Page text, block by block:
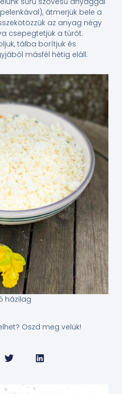
átmerjük bele a
az anyag négy
csepegtetjük a túrót.
tálba borítjuk és
másfél hétig eláll.
házilag
Oszd meg velük!